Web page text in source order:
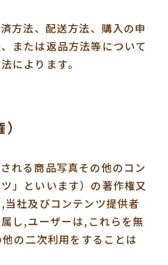
方法、配送方法、購入の申
または返品方法等について
によります。
れる商品写真その他のコン
」といいます）の著作権又
社及びコンテンツ提供者
し,ユーザーは,これらを無
の二次利用をすることは